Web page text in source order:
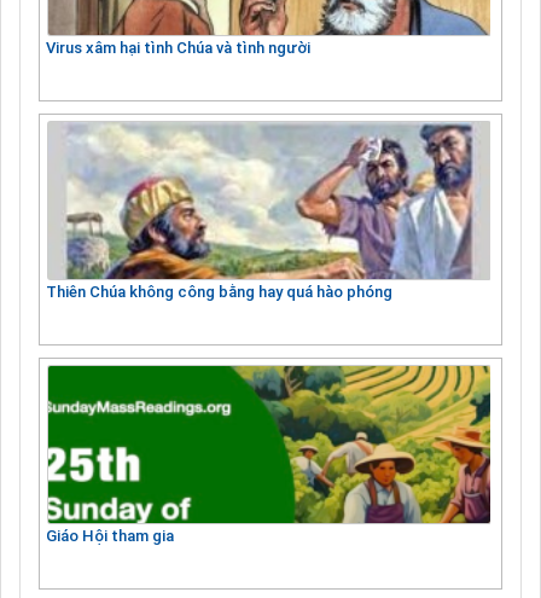
Virus xâm hại tình Chúa và tình người
Thiên Chúa không công bằng hay quá hào phóng
Giáo Hội tham gia